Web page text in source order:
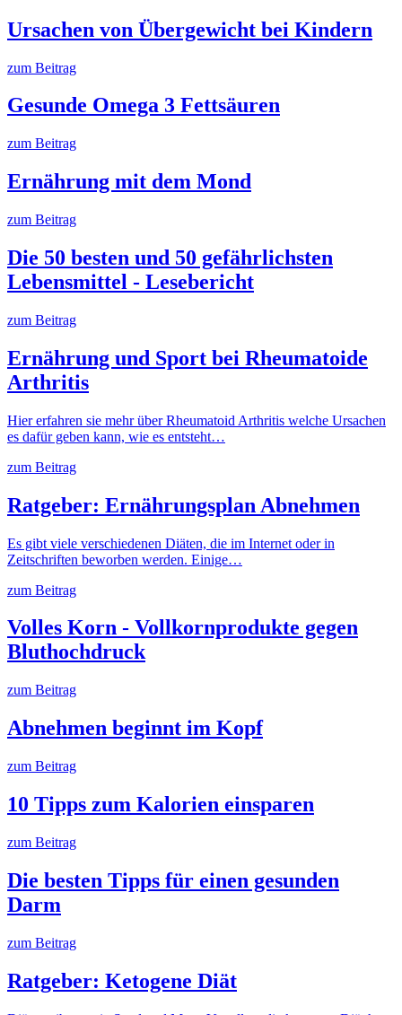
Ursachen von Übergewicht bei Kindern
zum Beitrag
Gesunde Omega 3 Fettsäuren
zum Beitrag
Ernährung mit dem Mond
zum Beitrag
Die 50 besten und 50 gefährlichsten
Lebensmittel - Lesebericht
zum Beitrag
Ernährung und Sport bei Rheumatoide
Arthritis
Hier erfahren sie mehr über Rheumatoid Arthritis welche Ursachen
es dafür geben kann, wie es entsteht…
zum Beitrag
Ratgeber: Ernährungsplan Abnehmen
Es gibt viele verschiedenen Diäten, die im Internet oder in
Zeitschriften beworben werden. Einige…
zum Beitrag
Volles Korn - Vollkornprodukte gegen
Bluthochdruck
zum Beitrag
Abnehmen beginnt im Kopf
zum Beitrag
10 Tipps zum Kalorien einsparen
zum Beitrag
Die besten Tipps für einen gesunden
Darm
zum Beitrag
Ratgeber: Ketogene Diät